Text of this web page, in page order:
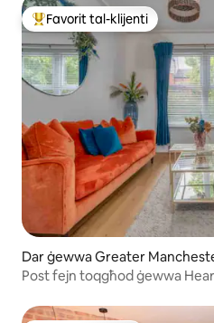
Wieħed mill-aqwa favoriti tal-
Favorit tal-klijenti
Dar ġewwa Greater
Post fejn toqgħod ġewwa